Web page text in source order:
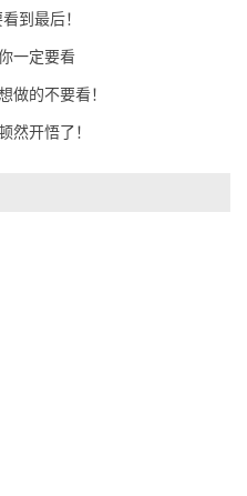
到最后！
一定要看
做的不要看！
然开悟了！